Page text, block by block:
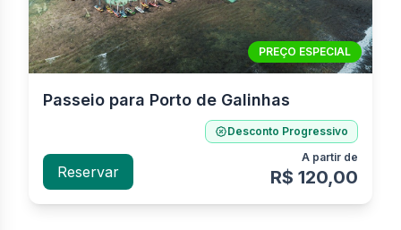
PREÇO ESPECIAL
Passeio para Porto de Galinhas
Desconto Progressivo
Reservar
A partir de
R$ 120,00